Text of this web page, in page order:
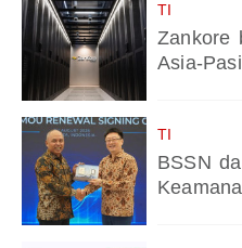
TI
Zankore
Asia-
TI
BSSN